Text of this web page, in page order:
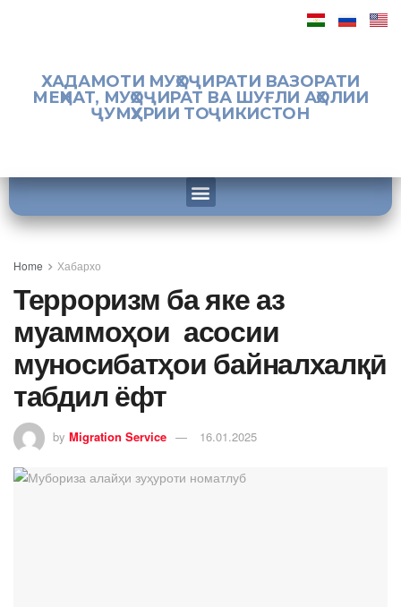
ХАДАМОТИ МУҲОҶИРАТИ ВАЗОРАТИ
МЕҲНАТ, МУҲОҶИРАТ ВА ШУҒЛИ АҲОЛИИ
ҶУМҲУРИИ ТОҶИКИСТОН
Home Хабархо
Терроризм ба яке аз
муаммоҳои асосии
муносибатҳои байналхалқӣ
табдил ёфт
by Migration Service 16.01.2025